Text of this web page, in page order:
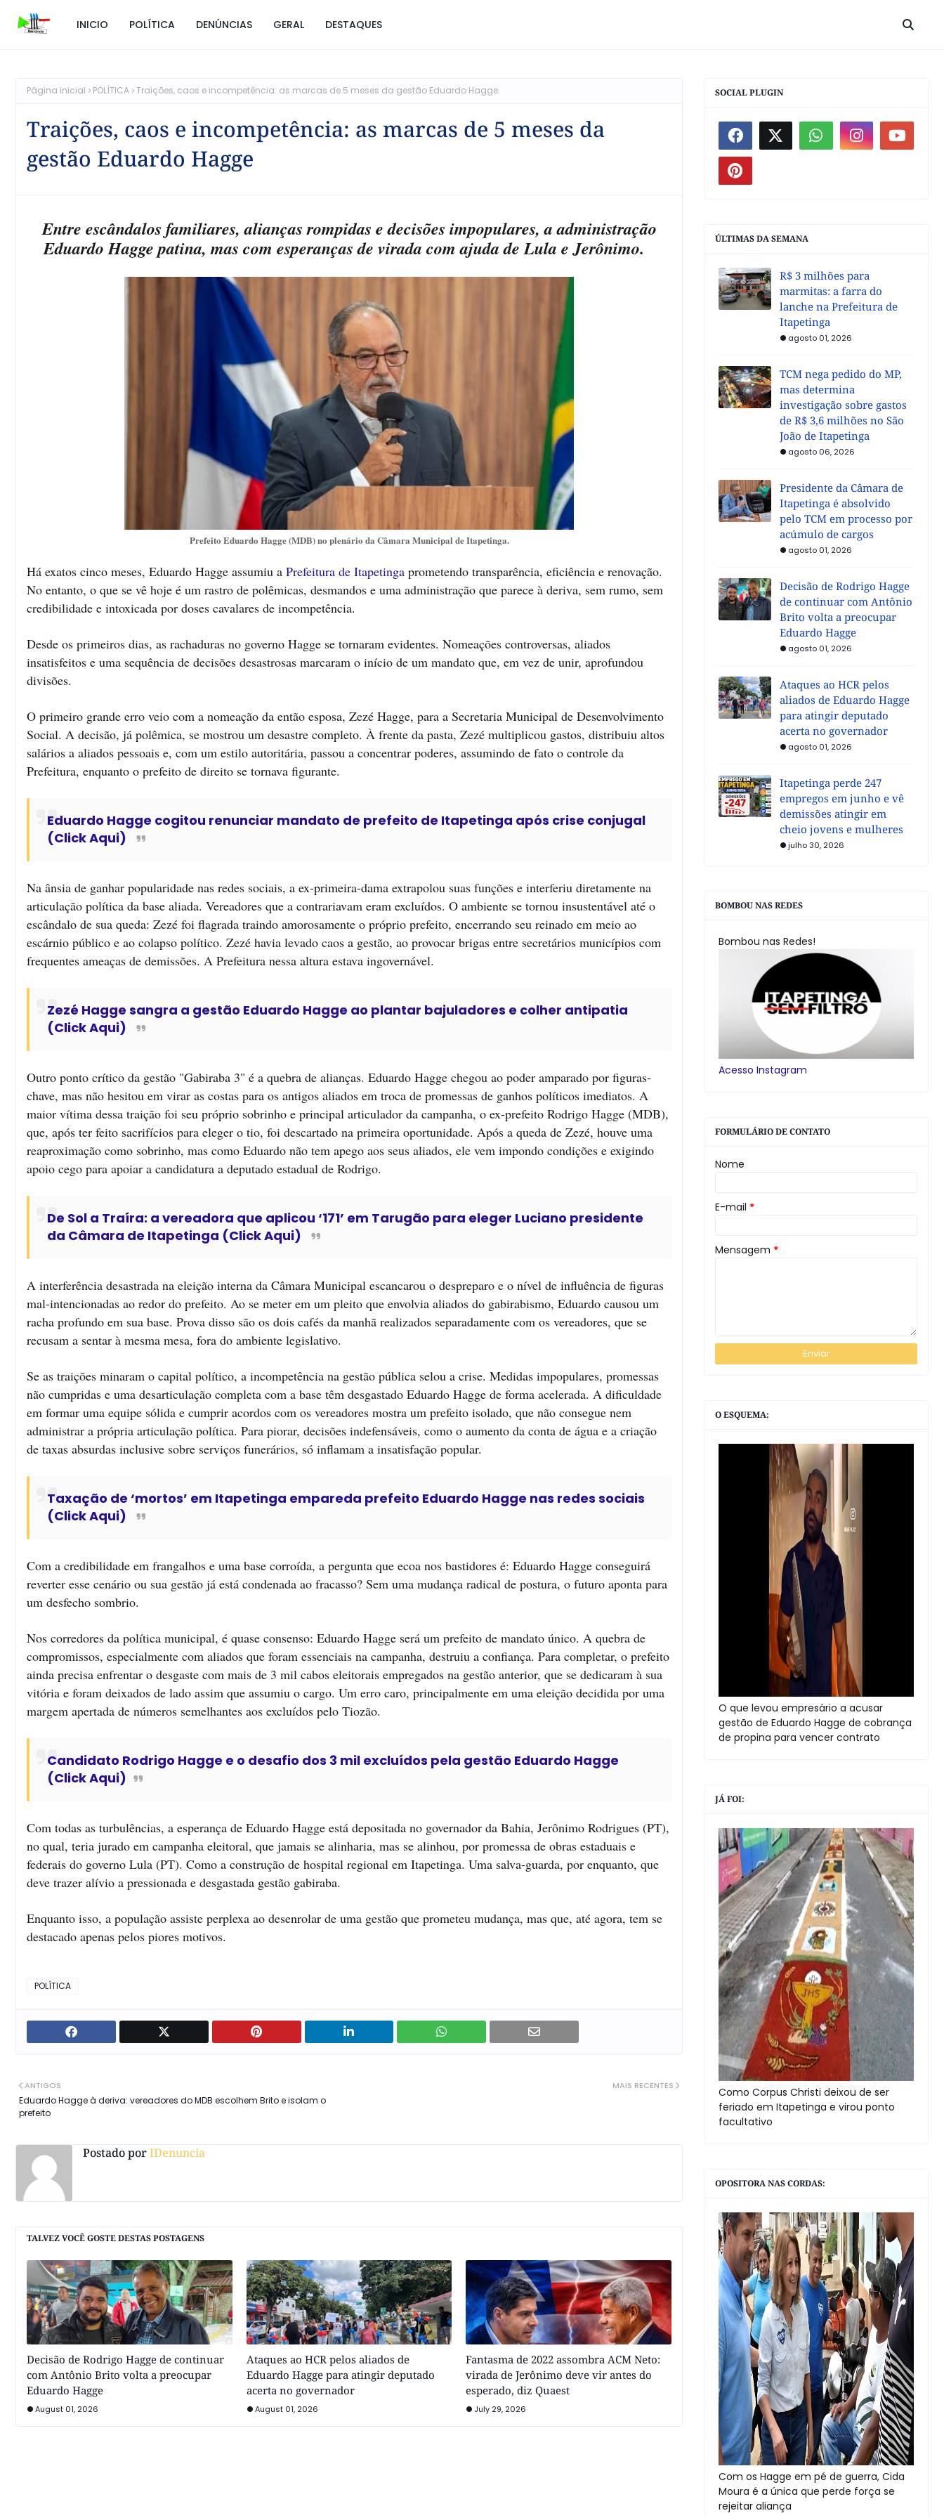
INICIO POLÍTICA DENÚNCIAS GERAL DESTAQUES
Página inicial POLÍTICA Traições, caos e incompetência: as marcas de 5 meses da gestão Eduardo Hagge
Traições, caos e incompetência: as marcas de 5 meses da
gestão Eduardo Hagge
Entre escândalos familiares, alianças rompidas e decisões impopulares, a administração
Eduardo Hagge patina, mas com esperanças de virada com ajuda de Lula e Jerônimo.
Prefeito Eduardo Hagge (MDB) no plenário da Câmara Municipal de Itapetinga.
Há exatos cinco meses, Eduardo Hagge assumiu a Prefeitura de Itapetinga prometendo transparência, eficiência e renovação.
No entanto, o que se vê hoje é um rastro de polêmicas, desmandos e uma administração que parece à deriva, sem rumo, sem
credibilidade e intoxicada por doses cavalares de incompetência.
Desde os primeiros dias, as rachaduras no governo Hagge se tornaram evidentes. Nomeações controversas, aliados
insatisfeitos e uma sequência de decisões desastrosas marcaram o início de um mandato que, em vez de unir, aprofundou
divisões.
O primeiro grande erro veio com a nomeação da então esposa, Zezé Hagge, para a Secretaria Municipal de Desenvolvimento
Social. A decisão, já polêmica, se mostrou um desastre completo. À frente da pasta, Zezé multiplicou gastos, distribuiu altos
salários a aliados pessoais e, com um estilo autoritária, passou a concentrar poderes, assumindo de fato o controle da
Prefeitura, enquanto o prefeito de direito se tornava figurante.
Eduardo Hagge cogitou renunciar mandato de prefeito de Itapetinga após crise conjugal
(Click Aqui)
Na ânsia de ganhar popularidade nas redes sociais, a ex-primeira-dama extrapolou suas funções e interferiu diretamente na
articulação política da base aliada. Vereadores que a contrariavam eram excluídos. O ambiente se tornou insustentável até o
escândalo de sua queda: Zezé foi flagrada traindo amorosamente o próprio prefeito, encerrando seu reinado em meio ao
escárnio público e ao colapso político. Zezé havia levado caos a gestão, ao provocar brigas entre secretários municípios com
frequentes ameaças de demissões. A Prefeitura nessa altura estava ingovernável.
Zezé Hagge sangra a gestão Eduardo Hagge ao plantar bajuladores e colher antipatia
(Click Aqui)
Outro ponto crítico da gestão "Gabiraba 3" é a quebra de alianças. Eduardo Hagge chegou ao poder amparado por figuras-
chave, mas não hesitou em virar as costas para os antigos aliados em troca de promessas de ganhos políticos imediatos. A
maior vítima dessa traição foi seu próprio sobrinho e principal articulador da campanha, o ex-prefeito Rodrigo Hagge (MDB),
que, após ter feito sacrifícios para eleger o tio, foi descartado na primeira oportunidade. Após a queda de Zezé, houve uma
reaproximação como sobrinho, mas como Eduardo não tem apego aos seus aliados, ele vem impondo condições e exigindo
apoio cego para apoiar a candidatura a deputado estadual de Rodrigo.
De Sol a Traíra: a vereadora que aplicou ‘171’ em Tarugão para eleger Luciano presidente
da Câmara de Itapetinga (Click Aqui)
A interferência desastrada na eleição interna da Câmara Municipal escancarou o despreparo e o nível de influência de figuras
mal-intencionadas ao redor do prefeito. Ao se meter em um pleito que envolvia aliados do gabirabismo, Eduardo causou um
racha profundo em sua base. Prova disso são os dois cafés da manhã realizados separadamente com os vereadores, que se
recusam a sentar à mesma mesa, fora do ambiente legislativo.
Se as traições minaram o capital político, a incompetência na gestão pública selou a crise. Medidas impopulares, promessas
não cumpridas e uma desarticulação completa com a base têm desgastado Eduardo Hagge de forma acelerada. A dificuldade
em formar uma equipe sólida e cumprir acordos com os vereadores mostra um prefeito isolado, que não consegue nem
administrar a própria articulação política. Para piorar, decisões indefensáveis, como o aumento da conta de água e a criação
de taxas absurdas inclusive sobre serviços funerários, só inflamam a insatisfação popular.
Taxação de ‘mortos’ em Itapetinga empareda prefeito Eduardo Hagge nas redes sociais
(Click Aqui)
Com a credibilidade em frangalhos e uma base corroída, a pergunta que ecoa nos bastidores é: Eduardo Hagge conseguirá
reverter esse cenário ou sua gestão já está condenada ao fracasso? Sem uma mudança radical de postura, o futuro aponta para
um desfecho sombrio.
Nos corredores da política municipal, é quase consenso: Eduardo Hagge será um prefeito de mandato único. A quebra de
compromissos, especialmente com aliados que foram essenciais na campanha, destruiu a confiança. Para completar, o prefeito
ainda precisa enfrentar o desgaste com mais de 3 mil cabos eleitorais empregados na gestão anterior, que se dedicaram à sua
vitória e foram deixados de lado assim que assumiu o cargo. Um erro caro, principalmente em uma eleição decidida por uma
margem apertada de números semelhantes aos excluídos pelo Tiozão.
Candidato Rodrigo Hagge e o desafio dos 3 mil excluídos pela gestão Eduardo Hagge
(Click Aqui)
Com todas as turbulências, a esperança de Eduardo Hagge está depositada no governador da Bahia, Jerônimo Rodrigues (PT),
no qual, teria jurado em campanha eleitoral, que jamais se alinharia, mas se alinhou, por promessa de obras estaduais e
federais do governo Lula (PT). Como a construção de hospital regional em Itapetinga. Uma salva-guarda, por enquanto, que
deve trazer alívio a pressionada e desgastada gestão gabiraba.
Enquanto isso, a população assiste perplexa ao desenrolar de uma gestão que prometeu mudança, mas que, até agora, tem se
destacado apenas pelos piores motivos.
POLÍTICA
MAIS RECENTES
ANTIGOS
Eduardo Hagge à deriva: vereadores do MDB escolhem Brito e isolam o
prefeito
Postado porIDenuncia
TALVEZ VOCÊ GOSTE DESTAS POSTAGENS
Decisão de Rodrigo Hagge de continuar
com Antônio Brito volta a preocupar
Eduardo Hagge
August 01, 2026
Ataques ao HCR pelos aliados de
Eduardo Hagge para atingir deputado
acerta no governador
August 01, 2026
Fantasma de 2022 assombra ACM Neto:
virada de Jerônimo deve vir antes do
esperado, diz Quaest
July 29, 2026
SOCIAL PLUGIN
ÚLTIMAS DA SEMANA
R$ 3 milhões para
marmitas: a farra do
lanche na Prefeitura de
Itapetinga
agosto 01, 2026
TCM nega pedido do MP,
mas determina
investigação sobre gastos
de R$ 3,6 milhões no São
João de Itapetinga
agosto 06, 2026
Presidente da Câmara de
Itapetinga é absolvido
pelo TCM em processo por
acúmulo de cargos
agosto 01, 2026
Decisão de Rodrigo Hagge
de continuar com Antônio
Brito volta a preocupar
Eduardo Hagge
agosto 01, 2026
Ataques ao HCR pelos
aliados de Eduardo Hagge
para atingir deputado
acerta no governador
agosto 01, 2026
Itapetinga perde 247
empregos em junho e vê
demissões atingir em
cheio jovens e mulheres
julho 30, 2026
BOMBOU NAS REDES
Bombou nas Redes!
Acesso Instagram
FORMULÁRIO DE CONTATO
Nome
E-mail *
Mensagem *
O ESQUEMA:
O que levou empresário a acusar
gestão de Eduardo Hagge de cobrança
de propina para vencer contrato
JÁ FOI:
Como Corpus Christi deixou de ser
feriado em Itapetinga e virou ponto
facultativo
OPOSITORA NAS CORDAS:
Com os Hagge em pé de guerra, Cida
Moura é a única que perde força se
rejeitar aliança